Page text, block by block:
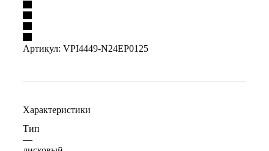
Артикул: VPI4449-N24EP0125
Характеристики
Тип
—